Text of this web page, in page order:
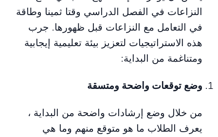
النزاعات في الفصل الدراسي وقتا ثمينا وطاقة
في التعامل مع النزاعات قبل ظهورها. جرب
هذه الاستراتيجيات لتعزيز بيئة تعليمية إيجابية
ومتناغمة من البداية:
وضع توقعات واضحة ومتسقة
من خلال وضع إرشادات واضحة من البداية ،
يعرف الطلاب ما هو متوقع منهم وما هي